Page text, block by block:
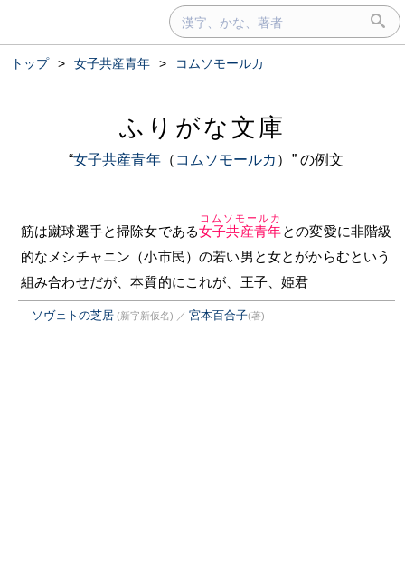
トップ > 女子共産青年 > コムソモールカ
ふりがな文庫
“女子共産青年（ コムソモールカ ）” の例文
筋は蹴球選手と掃除女である女子共産青年
コムソモールカ
との変愛に非階級
的なメシチャニン（小市民）の若い男と女とがからむという
組み合わせだが、本質的にこれが、王子、姫君
ソヴェトの芝居 (新字新仮名) ／ 宮本百合子(著)